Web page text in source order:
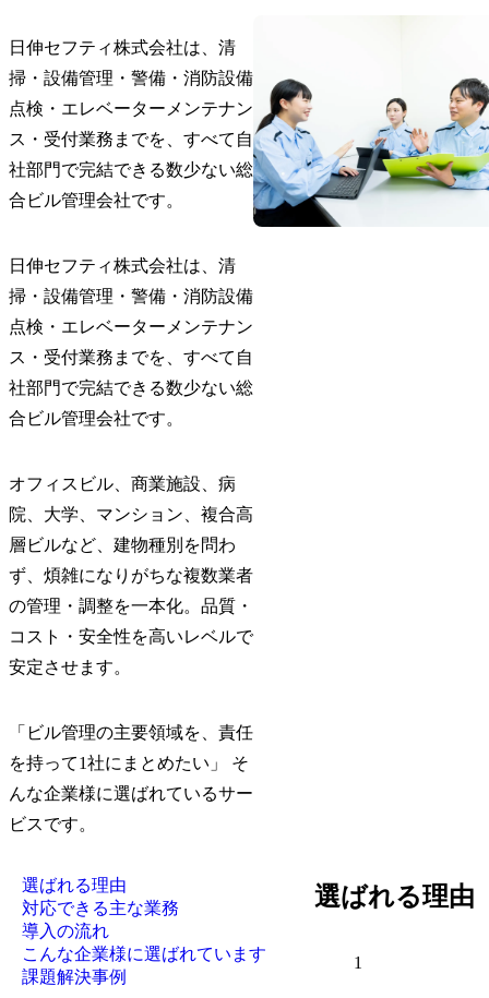
日伸セフティ株式会社は、清
掃・設備管理・警備・消防設備
点検・エレベーターメンテナン
ス・受付業務までを、すべて自
社部門で完結できる数少ない総
合ビル管理会社です。
日伸セフティ株式会社は、清
掃・設備管理・警備・消防設備
点検・エレベーターメンテナン
ス・受付業務までを、すべて自
社部門で完結できる数少ない総
合ビル管理会社です。
オフィスビル、商業施設、病
院、大学、マンション、複合高
層ビルなど、建物種別を問わ
ず、煩雑になりがちな複数業者
の管理・調整を一本化。品質・
コスト・安全性を高いレベルで
安定させます。
「ビル管理の主要領域を、責任
を持って1社にまとめたい」 そ
んな企業様に選ばれているサー
ビスです。
選ばれる理由
対応できる主な業務
導入の流れ
こんな企業様に選ばれています
課題解決事例
選ばれる理由
1